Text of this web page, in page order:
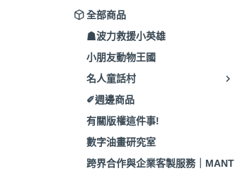
全部商品
☗波力救援小英雄
小朋友動物王國
名人童話村
✐週邊商品
有關版權這件事!
數字油畫研究室
跨界合作與企業客製服務｜MANT